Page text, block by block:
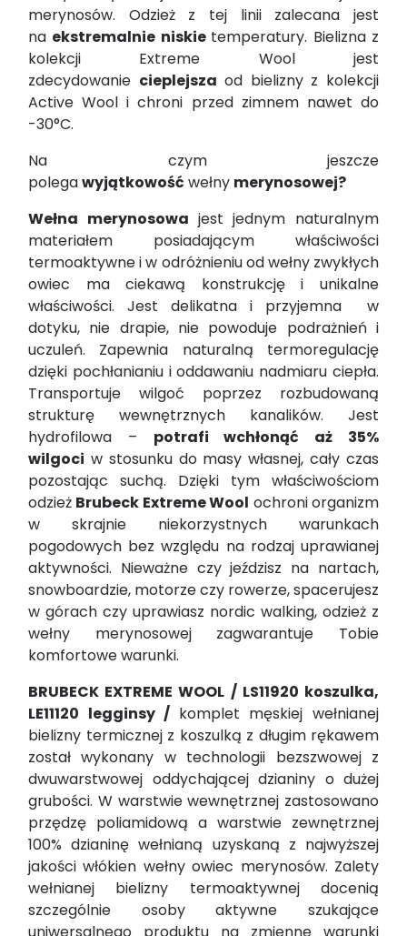
merynosów. Odzież z tej linii zalecana jest
na ekstremalnie niskie temperatury. Bielizna z
kolekcji Extreme Wool jest
zdecydowanie cieplejsza od bielizny z kolekcji
Active Wool i chroni przed zimnem nawet do
-30°C.
Na czym jeszcze
polegawyjątkowość wełny merynosowej?
Wełna merynosowa jest jednym naturalnym
materiałem posiadającym właściwości
termoaktywne i w odróżnieniu od wełny zwykłych
owiec ma ciekawą konstrukcję i unikalne
właściwości. Jest delikatna i przyjemna w
dotyku, nie drapie, nie powoduje podrażnień i
uczuleń. Zapewnia naturalną termoregulację
dzięki pochłanianiu i oddawaniu nadmiaru ciepła.
Transportuje wilgoć poprzez rozbudowaną
strukturę wewnętrznych kanalików. Jest
hydrofilowa – potrafi wchłonąć aż 35%
wilgoci w stosunku do masy własnej, cały czas
pozostając suchą. Dzięki tym właściwościom
odzież Brubeck Extreme Wool ochroni organizm
w skrajnie niekorzystnych warunkach
pogodowych bez względu na rodzaj uprawianej
aktywności. Nieważne czy jeździsz na nartach,
snowboardzie, motorze czy rowerze, spacerujesz
w górach czy uprawiasz nordic walking, odzież z
wełny merynosowej zagwarantuje Tobie
komfortowe warunki.
BRUBECK EXTREME WOOL / LS11920 koszulka,
LE11120 legginsy / komplet męskiej wełnianej
bielizny termicznej z koszulką z długim rękawem
został wykonany w technologii bezszwowej z
dwuwarstwowej oddychającej dzianiny o dużej
grubości. W warstwie wewnętrznej zastosowano
przędzę poliamidową a warstwie zewnętrznej
100% dzianinę wełnianą uzyskaną z najwyższej
jakości włókien wełny owiec merynosów. Zalety
wełnianej bielizny termoaktywnej docenią
szczególnie osoby aktywne szukające